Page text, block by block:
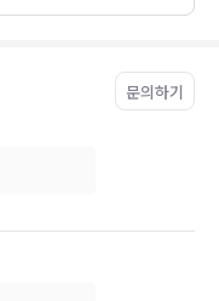
문의하기